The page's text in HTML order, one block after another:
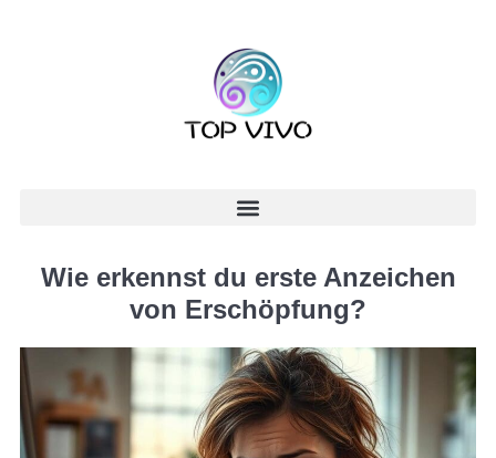
Wie erkennst du erste Anzeichen
von Erschöpfung?